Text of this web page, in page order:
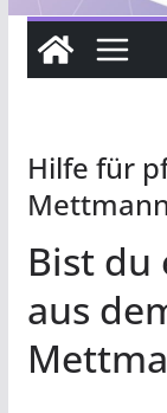
Hilfe für
Bist du
aus